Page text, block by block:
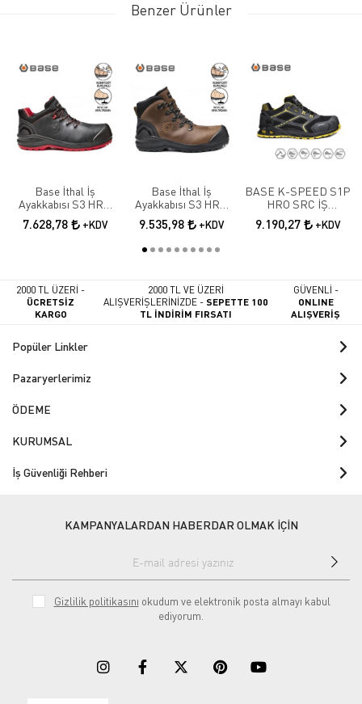
Benzer Ürünler
Base İthal İş
Ayakkabısı S3 HRO
SRC B0887N
7.628,78 +KDV
Base İthal İş
Ayakkabısı S3 HRO
SRC B0888
9.535,98 +KDV
BASE K-SPEED S1P
HRO SRC İŞ
AYAKKABISI
9.190,27 +KDV
2000 TL ÜZERİ -
ÜCRETSİZ
KARGO
2000 TL VE ÜZERİ
ALIŞVERİŞLERİNİZDE -SEPETTE 100
TL İNDİRİM FIRSATI
GÜVENLİ -
ONLINE
ALIŞVERİŞ
Popüler Linkler
Pazaryerlerimiz
ÖDEME
KURUMSAL
İş Güvenliği Rehberi
KAMPANYALARDAN HABERDAR OLMAK İÇİN
Gizlilik politikasını okudum ve elektronik posta almayı kabul
ediyorum.